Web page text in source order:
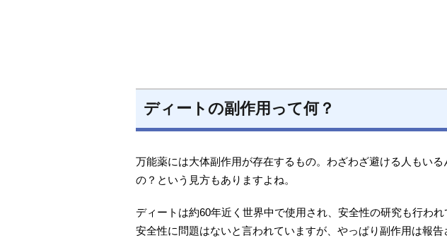
ディートの副作用って何？
万能薬には大体副作用が存在するもの。わざわざ避ける人もい
の？という見方もありますよね。
ディートは約60年近く世界中で使用され、安全性の研究も行わ
安全性に問題はないと言われていますが、やっぱり副作用は報告